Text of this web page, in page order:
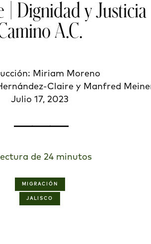
| Dignidad y Justicia
A.C.
Miriam Moreno
Claire y Manfred
Julio 17, 2023
———
de 24 minutos
MIGRACIÓN
JALISCO